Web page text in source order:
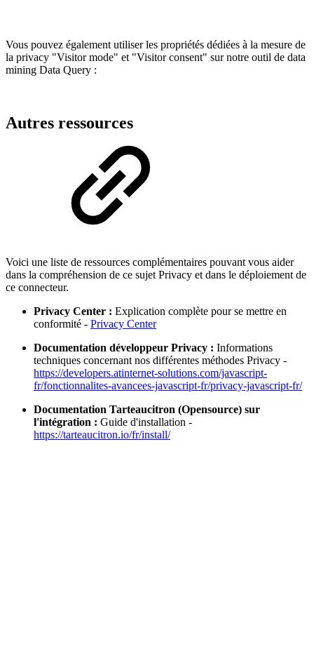
Vous pouvez également utiliser les propriétés dédiées à la mesure de
la privacy "Visitor mode" et "Visitor consent" sur notre outil de data
mining Data Query :
Autres ressources
Voici une liste de ressources complémentaires pouvant vous aider
dans la compréhension de ce sujet Privacy et dans le déploiement de
ce connecteur.
Privacy Center : Explication complète pour se mettre en
conformité - Privacy Center
Documentation développeur Privacy : Informations
techniques concernant nos différentes méthodes Privacy -
https://developers.atinternet-solutions.com/javascript-
fr/fonctionnalites-avancees-javascript-fr/privacy-javascript-fr/
Documentation Tarteaucitron (Opensource) sur
l'intégration : Guide d'installation -
https://tarteaucitron.io/fr/install/